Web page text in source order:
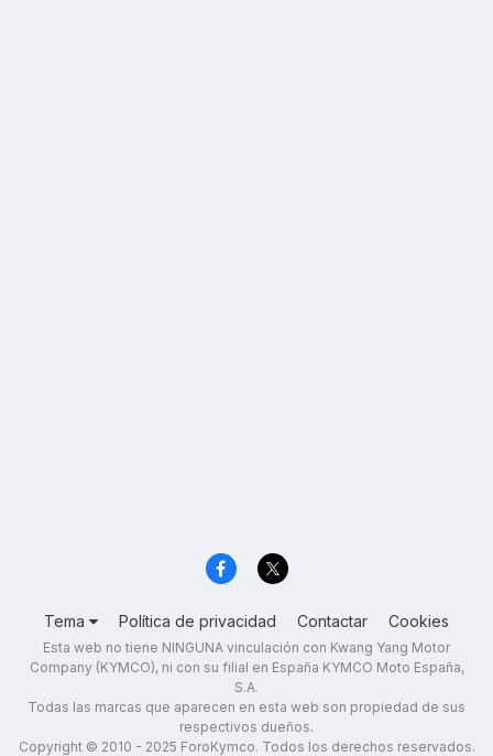
Tema Política de privacidad Contactar Cookies
Esta web no tiene NINGUNA vinculación con Kwang Yang Motor
Company (KYMCO), ni con su filial en España KYMCO Moto España,
S.A.
Todas las marcas que aparecen en esta web son propiedad de sus
respectivos dueños.
Copyright © 2010 - 2025 ForoKymco. Todos los derechos reservados.